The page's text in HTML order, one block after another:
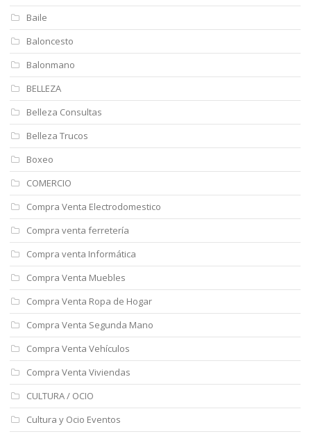
Baile
Baloncesto
Balonmano
BELLEZA
Belleza Consultas
Belleza Trucos
Boxeo
COMERCIO
Compra Venta Electrodomestico
Compra venta ferretería
Compra venta Informática
Compra Venta Muebles
Compra Venta Ropa de Hogar
Compra Venta Segunda Mano
Compra Venta Vehículos
Compra Venta Viviendas
CULTURA / OCIO
Cultura y Ocio Eventos